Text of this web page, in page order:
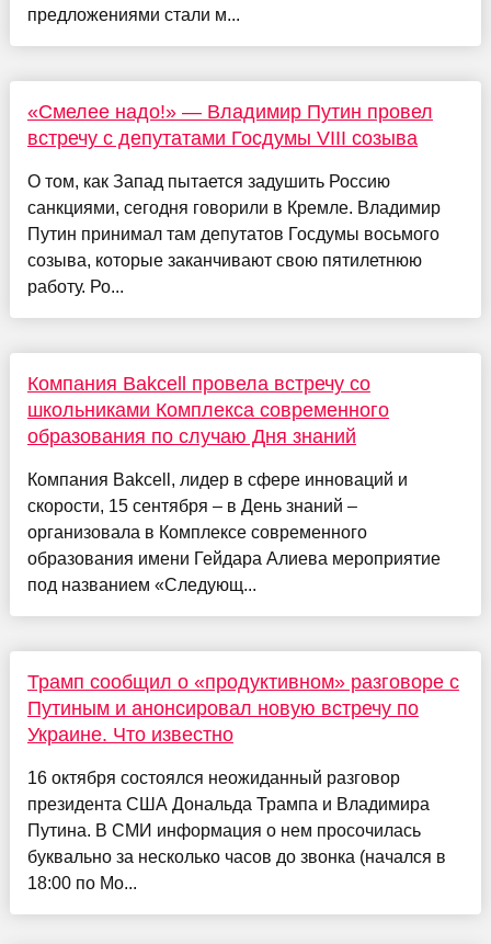
предложениями стали м...
«Смелее надо!» — Владимир Путин провел
встречу с депутатами Госдумы VIII созыва
О том, как Запад пытается задушить Россию
санкциями, сегодня говорили в Кремле. Владимир
Путин принимал там депутатов Госдумы восьмого
созыва, которые заканчивают свою пятилетнюю
работу. Ро...
Компания Bakcell провела встречу со
школьниками Комплекса современного
образования по случаю Дня знаний
Компания Bakcell, лидер в сфере инноваций и
скорости, 15 сентября – в День знаний –
организовала в Комплексе современного
образования имени Гейдара Алиева мероприятие
под названием «Следующ...
Трамп сообщил о «продуктивном» разговоре с
Путиным и анонсировал новую встречу по
Украине. Что известно
16 октября состоялся неожиданный разговор
президента США Дональда Трампа и Владимира
Путина. В СМИ информация о нем просочилась
буквально за несколько часов до звонка (начался в
18:00 по Мо...